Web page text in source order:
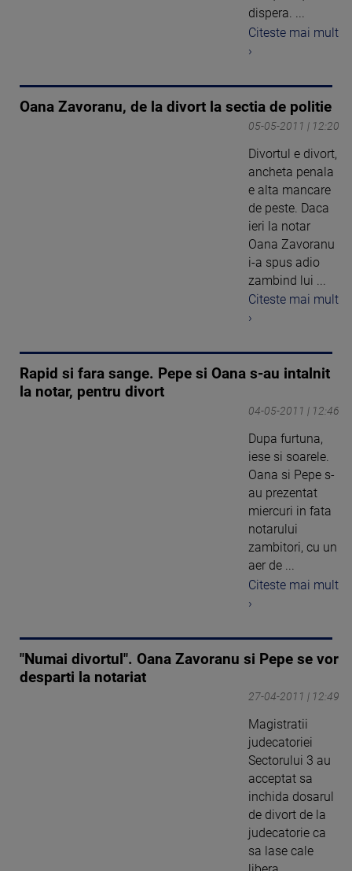
dispera. ...
Citeste mai mult
›
Oana Zavoranu, de la divort la sectia de politie
05-05-2011 | 12:20
Divortul e divort,
ancheta penala
e alta mancare
de peste. Daca
ieri la notar
Oana Zavoranu
i-a spus adio
zambind lui ...
Citeste mai mult
›
Rapid si fara sange. Pepe si Oana s-au intalnit
la notar, pentru divort
04-05-2011 | 12:46
Dupa furtuna,
iese si soarele.
Oana si Pepe s-
au prezentat
miercuri in fata
notarului
zambitori, cu un
aer de ...
Citeste mai mult
›
"Numai divortul". Oana Zavoranu si Pepe se vor
desparti la notariat
27-04-2011 | 12:49
Magistratii
judecatoriei
Sectorului 3 au
acceptat sa
inchida dosarul
de divort de la
judecatorie ca
sa lase cale